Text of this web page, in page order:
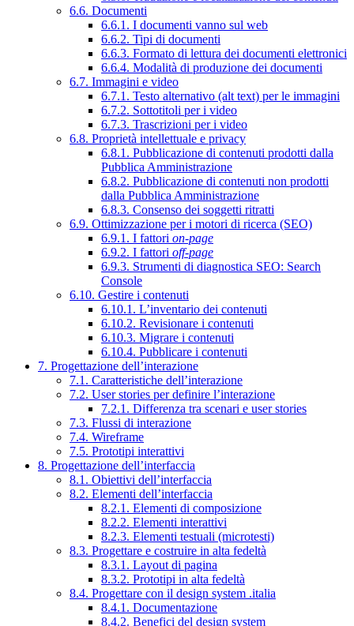
6.6. Documenti
6.6.1. I documenti vanno sul web
6.6.2. Tipi di documenti
6.6.3. Formato di lettura dei documenti elettronici
6.6.4. Modalità di produzione dei documenti
6.7. Immagini e video
6.7.1. Testo alternativo (alt text) per le immagini
6.7.2. Sottotitoli per i video
6.7.3. Trascrizioni per i video
6.8. Proprietà intellettuale e privacy
6.8.1. Pubblicazione di contenuti prodotti dalla
Pubblica Amministrazione
6.8.2. Pubblicazione di contenuti non prodotti
dalla Pubblica Amministrazione
6.8.3. Consenso dei soggetti ritratti
6.9. Ottimizzazione per i motori di ricerca (SEO)
6.9.1. I fattori on-page
6.9.2. I fattori off-page
6.9.3. Strumenti di diagnostica SEO: Search
Console
6.10. Gestire i contenuti
6.10.1. L’inventario dei contenuti
6.10.2. Revisionare i contenuti
6.10.3. Migrare i contenuti
6.10.4. Pubblicare i contenuti
7. Progettazione dell’interazione
7.1. Caratteristiche dell’interazione
7.2. User stories per definire l’interazione
7.2.1. Differenza tra scenari e user stories
7.3. Flussi di interazione
7.4. Wireframe
7.5. Prototipi interattivi
8. Progettazione dell’interfaccia
8.1. Obiettivi dell’interfaccia
8.2. Elementi dell’interfaccia
8.2.1. Elementi di composizione
8.2.2. Elementi interattivi
8.2.3. Elementi testuali (microtesti)
8.3. Progettare e costruire in alta fedeltà
8.3.1. Layout di pagina
8.3.2. Prototipi in alta fedeltà
8.4. Progettare con il design system .italia
8.4.1. Documentazione
8.4.2. Benefici del design system